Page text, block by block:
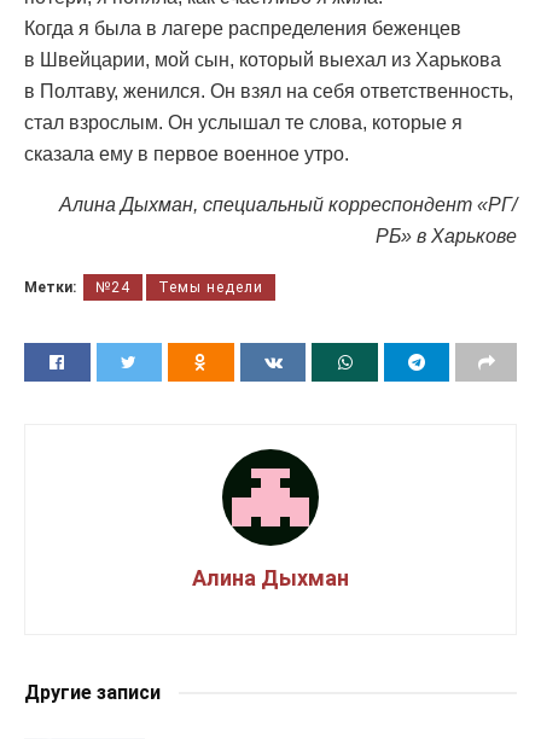
Когда я была в лагере распределения беженцев
в Швейцарии, мой сын, который выехал из Харькова
в Полтаву, женился. Он взял на себя ответственность,
стал взрослым. Он услышал те слова, которые я
сказала ему в первое военное утро.
Алина Дыхман, специальный корреспондент «РГ/
РБ» в Харькове
Метки: №24 Темы недели
Алина Дыхман
Другие записи